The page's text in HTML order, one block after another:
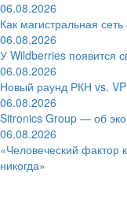
06.08.2026
Как магистральная
06.08.2026
У Wildberries появится
06.08.2026
Новый раунд РКН vs.
06.08.2026
Sitronics Group — об
06.08.2026
«Человеческий фактор
никогда»